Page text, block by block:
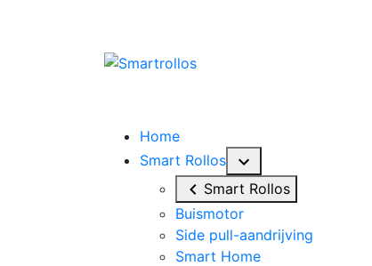
Home
Smart Rollos
Smart Rollos
Buismotor
Side pull-aandrijving
Smart Home